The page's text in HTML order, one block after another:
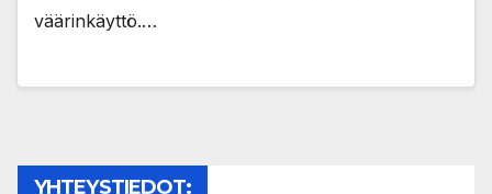
väärinkäyttö.…
YHTEYSTIEDOT: